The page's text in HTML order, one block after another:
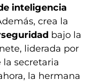
inteligencia
crea la
bajo la
liderada por
la secretaria
la hermana